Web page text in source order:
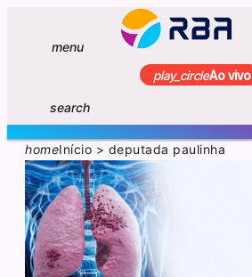
menu
play_circleAo vivo
search
homeInício > deputada paulinha